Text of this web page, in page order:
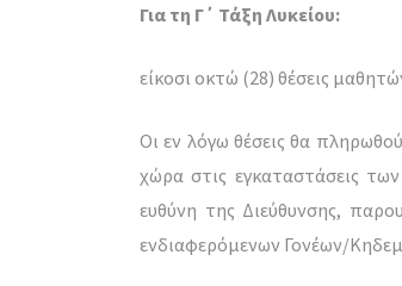
Για τη Γ΄ Τάξη Λυκείου:
είκοσι οκτώ (28) θέσεις
Οι εν λόγω θέσεις θα
χώρα στις εγκαταστάσεις
ευθύνη της Διεύθυνσης,
ενδιαφερόμενων Γονέων/